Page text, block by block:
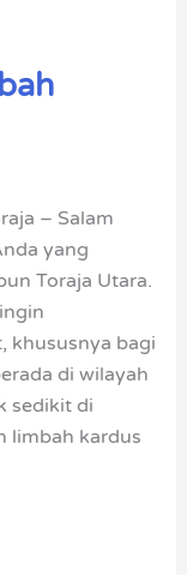
– Salam
yang
Toraja Utara.
khususnya bagi
di wilayah
sedikit di
limbah kardus